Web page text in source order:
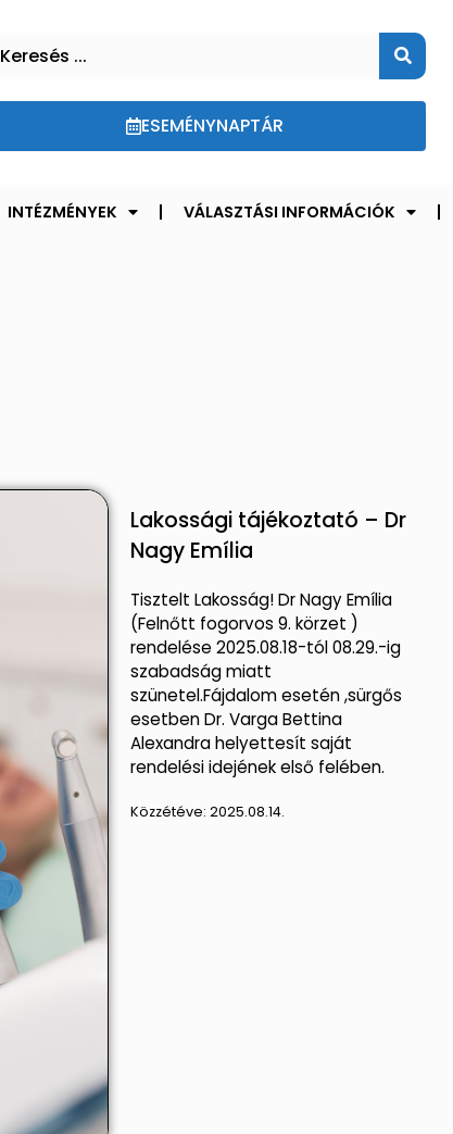
ESEMÉNYNAPTÁR
INTÉZMÉNYEK
VÁLASZTÁSI INFORMÁCIÓK
Lakossági tájékoztató – Dr
Nagy Emília
Tisztelt Lakosság! Dr Nagy Emília
(Felnőtt fogorvos 9. körzet )
rendelése 2025.08.18-tól 08.29.-ig
szabadság miatt
szünetel.Fájdalom esetén ,sürgős
esetben Dr. Varga Bettina
Alexandra helyettesít saját
rendelési idejének első felében.
Közzétéve:2025.08.14.